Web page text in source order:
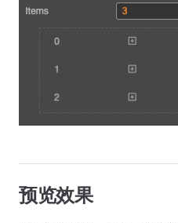
预览效果